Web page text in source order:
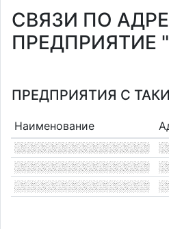
СВЯЗИ ПО
ПРЕДПРИЯТИЕ
ПРЕДПРИЯТИЯ С
Наименование